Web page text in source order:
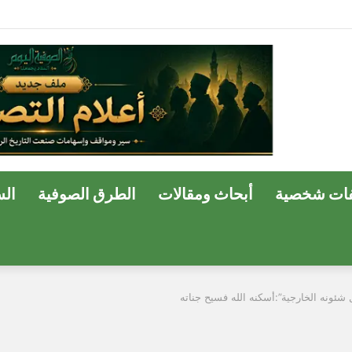
وسفير الحب الإلهي في مصر
شخصية أبحاث ومقالات الطرق الصوفية
شئونه الخارجية”:أسكنه الله فسيح جناته